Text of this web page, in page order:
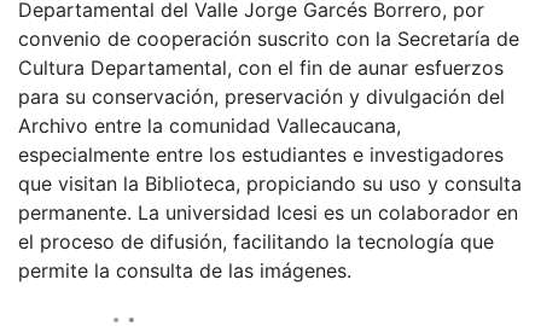
Departamental del Valle Jorge Garcés Borrero, por
convenio de cooperación suscrito con la Secretaría de
Cultura Departamental, con el fin de aunar esfuerzos
para su conservación, preservación y divulgación del
Archivo entre la comunidad Vallecaucana,
especialmente entre los estudiantes e investigadores
que visitan la Biblioteca, propiciando su uso y consulta
permanente. La universidad Icesi es un colaborador en
el proceso de difusión, facilitando la tecnología que
permite la consulta de las imágenes.